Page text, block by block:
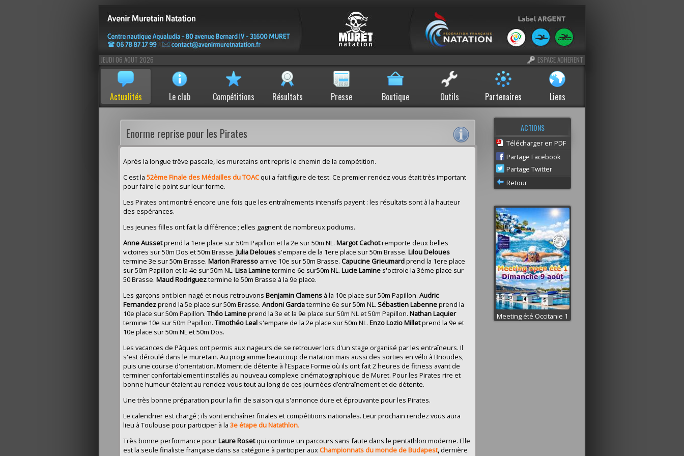
JEUDI 06 AOUT 2026 ESPACE ADHERENT
Actualités Le club Compétitions Résultats Presse Boutique Outils Partenaires Liens
Enorme reprise pour les Pirates
Après la longue trêve pascale, les muretains ont repris le chemin de la compétition.
C'est la 52ème Finale des Médailles du TOACqui a fait figure de test. Ce premier rendez vous était très important
pour faire le point sur leur forme.
Les Pirates ont montré encore une fois que les entraînements intensifs payent : les résultats sont à la hauteur
des espérances.
Les jeunes filles ont fait la différence ; elles gagnent de nombreux podiums.
Anne Aussetprend la 1ere place sur 50m Papillon et la 2e sur 50m NL.Margot Cachotremporte deux belles
victoires sur 50m Dos et 50m Brasse.Julia Deloues s'empare de la 1ere place sur 50m Brasse.Lilou Deloues
termine 3e sur 50m Brasse. Marion Fraresso arrive 10e sur 50m Brasse.Capucine Grieumardprend la 1ere place
sur 50m Papillon et la 4e sur 50m NL. Lisa Laminetermine 6e sur50m NL.Lucie Lamine s'octroie la 3éme place sur
50 Brasse.Maud Rodrigueztermine le 50m Brasse à la 9e place.
Les garçons ont bien nagé et nous retrouvonsBenjamin Clamens à la 10e place sur 50m Papillon.Audric
Fernandezprend la 5e place sur 50m Brasse. Andoni Garciatermine 6e sur 50m NL.Sébastien Labenneprend la
10e place sur 50m Papillon.Théo Lamineprend la 3e et la 9e place sur 50m NL et 50m Papillon.NathanLaquier
termine 10e sur 50m Papillon. Timothéo Leal s'empare de la 2e place sur 50m NL. Enzo Lozio Milletprend la 9e et
10e place sur 50m NL et 50m Dos.
Les vacances de Pâques ont permis aux nageurs de se retrouver lors d'un stage organisé par les entraîneurs. Il
s'est déroulé dans le muretain. Au programme beaucoup de natation mais aussi des sorties en vélo à Brioudes,
puis une course d'orientation. Moment de détente à l'Espace Forme où ils ont fait 2 heures de fitness avant de
terminer confortablement installés au nouveau complexe cinématographique de Muret. Pour les Pirates rire et
bonne humeur étaient au rendez-vous tout au long de ces journées d’entraînement et de détente.
Une très bonne préparation pour la fin de saison qui s'annonce dure et éprouvante pour les Pirates.
Le calendrier est chargé ; ils vont enchaîner finales et compétitions nationales. Leur prochain rendez vous aura
lieu à Toulouse pour participer à la 3e étape du Natathlon.
Très bonne performance pourLaure Rosetqui continue un parcours sans faute dans le pentathlon moderne. Elle
est la seule finaliste française dans sa catégorie à participer auxChampionnats du monde de Budapest,dernière
ACTIONS
Télécharger en PDF
Partage Facebook
Partage Twitter
Retour
Meeting été Occitanie 1